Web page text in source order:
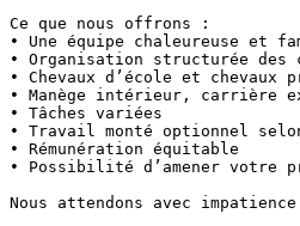
Ce que nous offrons :
• Une équipe chaleureuse et
• Organisation structurée des
• Chevaux d’école et chevaux
• Manège intérieur, carrière
• Tâches variées
• Travail monté optionnel
• Rémunération équitable
• Possibilité d’amener votre
Nous attendons avec